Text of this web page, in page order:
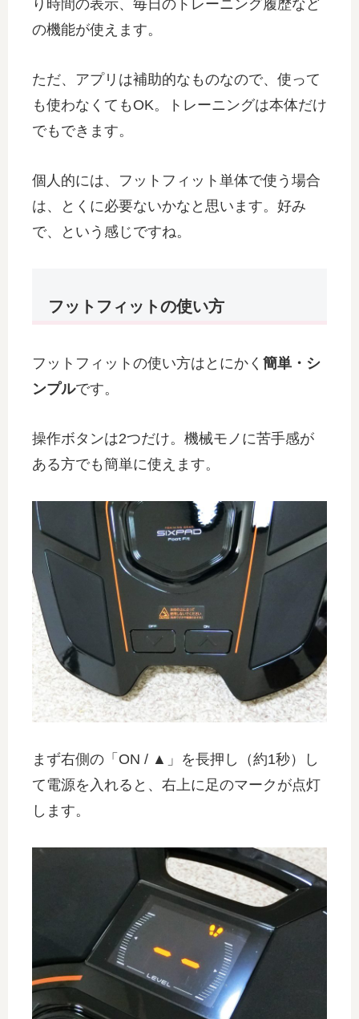
り時間の表示、毎日のトレーニング履歴など
の機能が使えます。
ただ、アプリは補助的なものなので、使って
も使わなくてもOK。トレーニングは本体だけ
でもできます。
個人的には、フットフィット単体で使う場合
は、とくに必要ないかなと思います。好み
で、という感じですね。
フットフィットの使い方
フットフィットの使い方はとにかく 簡単・シ
ンプルです。
操作ボタンは2つだけ。機械モノに苦手感が
ある方でも簡単に使えます。
まず右側の「ON / ▲」を長押し（約1秒）し
て電源を入れると、右上に足のマークが点灯
します。